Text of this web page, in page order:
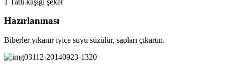
Hazırlanması
Biberler yıkanır iyice suyu süzülür, sapları çıkartın.